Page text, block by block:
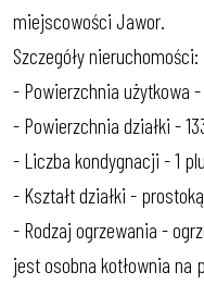
miejscowości Jawor.
Szczegóły nieruchomości:
- Powierzchnia użytkowa -
- Powierzchnia działki -
- Liczba kondygnacji - 1
- Kształt działki -
- Rodzaj ogrzewania -
jest osobna kotłownia na